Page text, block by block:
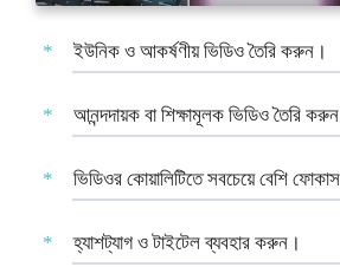
ইউনিক ও আকর্ষণীয় ভিডিও তৈরি করুন।
আনন্দদায়ক বা শিক্ষামূলক ভিডিও তৈরি
ভিডিওর কোয়ালিটিতে সবচেয়ে বেশি
হ্যাশট্যাগ ও টাইটেল ব্যবহার করুন।